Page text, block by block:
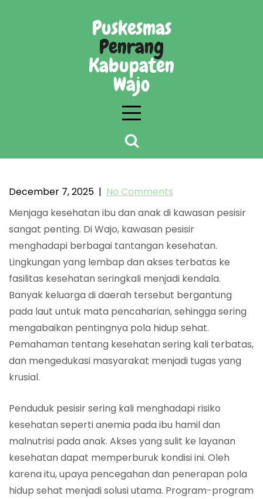
Puskesmas
Penrang
Kabupaten
Wajo
kesehatan ibu dan anak di kawasan pesisir
Wajo
December 7, 2025 | No Comments
Menjaga kesehatan ibu dan anak di kawasan pesisir
sangat penting. Di Wajo, kawasan pesisir
menghadapi berbagai tantangan kesehatan.
Lingkungan yang lembap dan akses terbatas ke
fasilitas kesehatan seringkali menjadi kendala.
Banyak keluarga di daerah tersebut bergantung
pada laut untuk mata pencaharian, sehingga sering
mengabaikan pentingnya pola hidup sehat.
Pemahaman tentang kesehatan sering kali terbatas,
dan mengedukasi masyarakat menjadi tugas yang
krusial.
Penduduk pesisir sering kali menghadapi risiko
kesehatan seperti anemia pada ibu hamil dan
malnutrisi pada anak. Akses yang sulit ke layanan
kesehatan dapat memperburuk kondisi ini. Oleh
karena itu, upaya pencegahan dan penerapan pola
hidup sehat menjadi solusi utama. Program-program